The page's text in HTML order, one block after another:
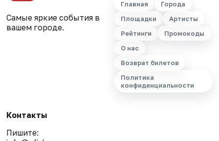
Самые яркие события в
вашем городе.
Главная
Города
Площадки
Артисты
Рейтинги
Промокоды
О нас
Возврат билетов
Политика
конфиденциальности
Контакты
Пишите: